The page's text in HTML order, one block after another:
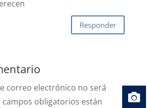
Responder
correo electrónico no será
campos obligatorios están